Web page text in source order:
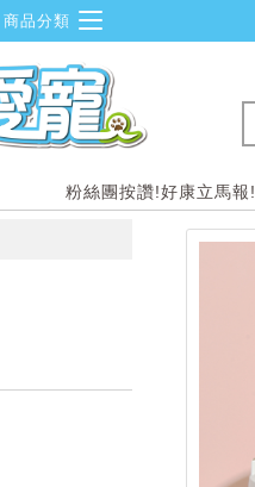
商品分類
粉絲團按讚!好康立馬報!